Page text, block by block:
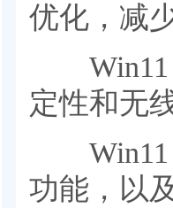
优化，减
Win11
定性和无
Win11
功能，以